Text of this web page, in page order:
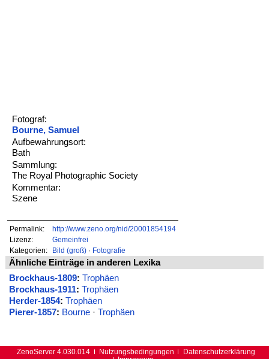
Fotograf:
Bourne, Samuel
Aufbewahrungsort:
Bath
Sammlung:
The Royal Photographic Society
Kommentar:
Szene
Permalink:
http://www.zeno.org/nid/20001854194
Lizenz:
Gemeinfrei
Kategorien:
Bild (groß)· Fotografie
Ähnliche Einträge in anderen Lexika
Brockhaus-1809: Trophäen
Brockhaus-1911: Trophäen
Herder-1854: Trophäen
Pierer-1857: Bourne· Trophäen
ZenoServer 4.030.014 Nutzungsbedingungen
Datenschutzerklärung